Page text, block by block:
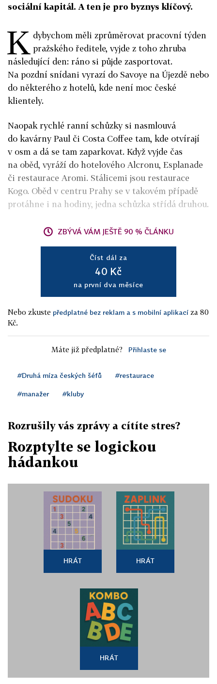
sociální kapitál. A ten je pro byznys klíčový.
K dybychom měli zprůměrovat pracovní týden
pražského ředitele, vyjde z toho zhruba
následující den: ráno si půjde zasportovat.
Na pozdní snídani vyrazí do Savoye na Újezdě nebo
do některého z hotelů, kde není moc české
klientely.
Naopak rychlé ranní schůzky si nasmlouvá
do kavárny Paul či Costa Coffee tam, kde otvírají
v osm a dá se tam zaparkovat. Když vyjde čas
na oběd, vyráží do hotelového Alcronu, Esplanade
či restaurace Aromi. Stálicemi jsou restaurace
Kogo. Oběd v centru Prahy se v takovém případě
protáhne i na hodiny, jedna schůzka střídá druhou.
ZBÝVÁ VÁM JEŠTĚ 90 % ČLÁNKU
Číst dál za
40 Kč
na první dva měsíce
Nebo zkuste předplatné bez reklam a s mobilní aplikací za 80
Kč.
Máte již předplatné? Přihlaste se
#Druhá míza českých šéfů #restaurace
#manažer #kluby
Rozrušily vás zprávy a cítíte stres?
Rozptylte se logickou
hádankou
HRÁT HRÁT
HRÁT